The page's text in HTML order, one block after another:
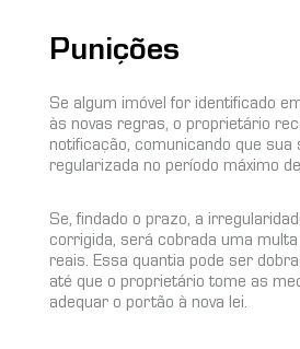
Punições
Se algum imóvel for identificado
às novas regras, o proprietário
notificação, comunicando que sua
regularizada no período máximo
Se, findado o prazo, a
corrigida, será cobrada uma
reais. Essa quantia pode ser
até que o proprietário tome as
adequar o portão à nova lei.